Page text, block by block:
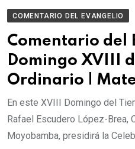
COMENTARIO DEL EVANGELIO
Comentario del
Domingo XVIII
Ordinario |
En este XVIII Domingo del
Rafael Escudero López-Brea,
Moyobamba, presidirá la